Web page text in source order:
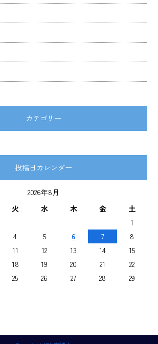
カテゴリー
投稿日カレンダー
2026年8月
火 水 木 金 土
1
4 5 6 7
8
11 12 13 14
15
18 19 20 21
22
25 26 27 28
29